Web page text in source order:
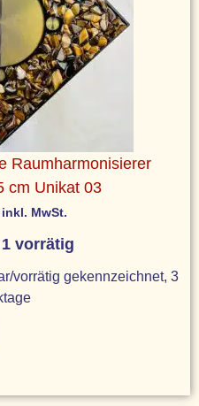
Raumharmonisierer
cm Unikat 03
inkl. MwSt.
vorrätig
vorrätig gekennzeichnet, 3